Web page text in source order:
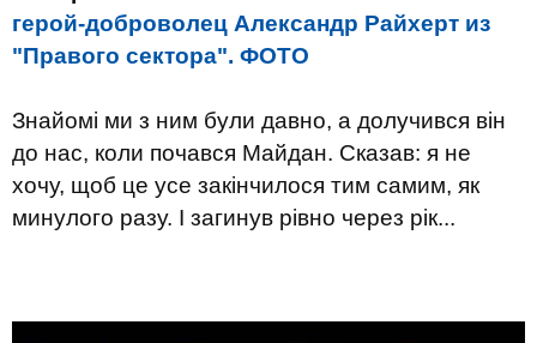
герой-доброволец Александр Райхерт из
"Правого сектора". ФОТО
Знайомі ми з ним були давно, а долучився він
до нас, коли почався Майдан. Сказав: я не
хочу, щоб це усе закінчилося тим самим, як
минулого разу. І загинув рівно через рік...